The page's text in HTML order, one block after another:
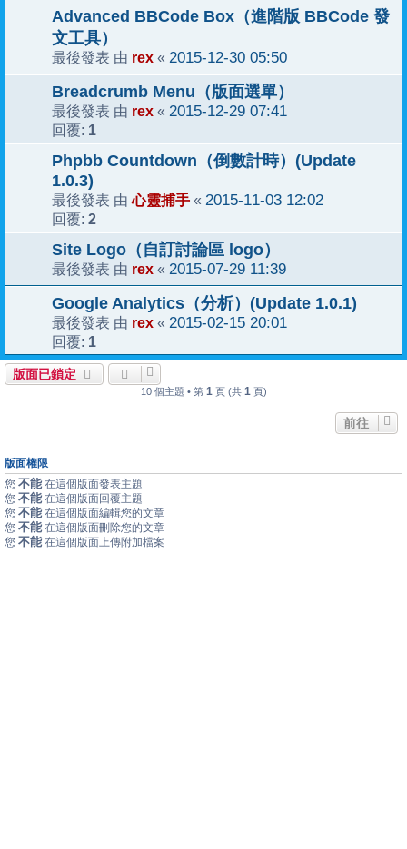
Advanced BBCode Box（進階版 BBCode 發
文工具）
最後發表 由 rex « 2015-12-30 05:50
Breadcrumb Menu（版面選單）
最後發表 由 rex « 2015-12-29 07:41
回覆: 1
Phpbb Countdown（倒數計時）(Update
1.0.3)
最後發表 由心靈捕手 « 2015-11-03 12:02
回覆: 2
Site Logo（自訂討論區 logo）
最後發表 由 rex « 2015-07-29 11:39
Google Analytics（分析）(Update 1.0.1)
最後發表 由 rex « 2015-02-15 20:01
回覆: 1
版面已鎖定
10 個主題 • 第 1 頁 (共 1 頁)
前往
版面權限
您 不能 在這個版面發表主題
您 不能 在這個版面回覆主題
您 不能 在這個版面編輯您的文章
您 不能 在這個版面刪除您的文章
您 不能 在這個版面上傳附加檔案